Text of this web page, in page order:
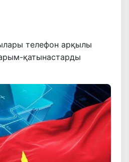
телефон арқылы
қатынастарды